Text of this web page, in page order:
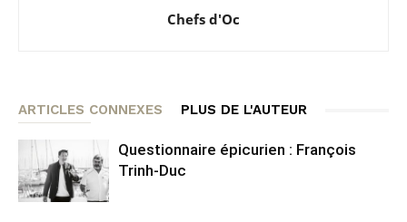
Chefs d'Oc
ARTICLES CONNEXES PLUS DE L'AUTEUR
Questionnaire épicurien : François
Trinh-Duc